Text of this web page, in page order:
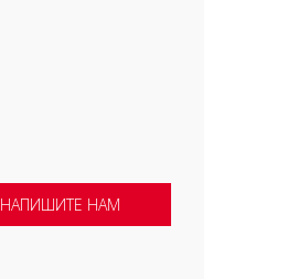
НАПИШИТЕ НАМ